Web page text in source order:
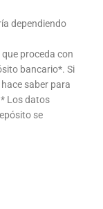
dependiendo
proceda con
bancario*. Si
saber para
Los datos
se